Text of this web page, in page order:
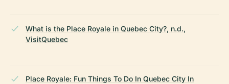
What is the Place Royale in Quebec City?, n.d.,
VisitQuebec
Place Royale: Fun Things To Do In Quebec City In